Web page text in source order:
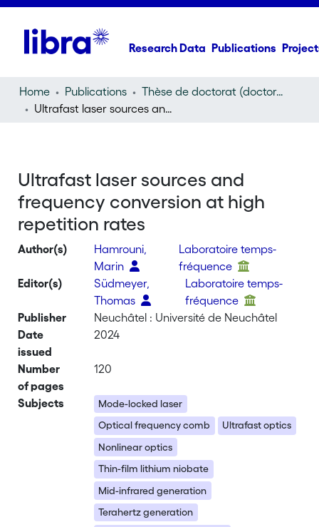
Research Data Publications
Home Publications
Thèse de doctorat (doctoral thesis)
Ultrafast laser sources and frequency conversion at high repetition rates
Ultrafast laser sources and
frequency conversion at high
repetition rates
Author(s)
Hamrouni,
Marin
Laboratoire temps-
fréquence
Editor(s)
Südmeyer,
Thomas
Laboratoire temps-
fréquence
Publisher
Neuchâtel : Université de Neuchâtel
Date
issued
2024
Number
of pages
120
Subjects
Mode-locked laser
Optical frequency comb
Ultrafast optics
Nonlinear optics
Thin-film lithium niobate
Mid-infrared generation
Terahertz generation